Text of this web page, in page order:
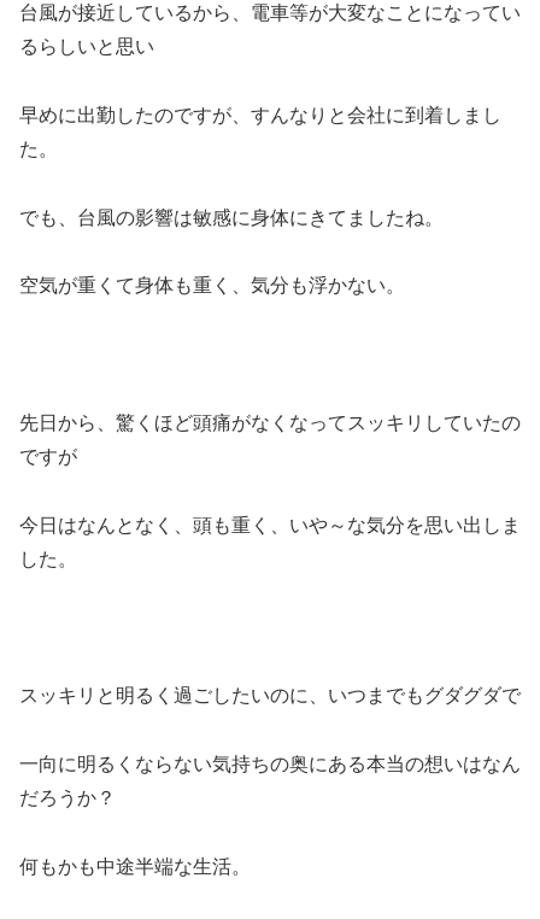
台風が接近しているから、電車等が大変なことになってい
るらしいと思い
早めに出勤したのですが、すんなりと会社に到着しまし
た。
でも、台風の影響は敏感に身体にきてましたね。
空気が重くて身体も重く、気分も浮かない。
先日から、驚くほど頭痛がなくなってスッキリしていたの
ですが
今日はなんとなく、頭も重く、いや～な気分を思い出しま
した。
スッキリと明るく過ごしたいのに、いつまでもグダグダで
一向に明るくならない気持ちの奥にある本当の想いはなん
だろうか？
何もかも中途半端な生活。